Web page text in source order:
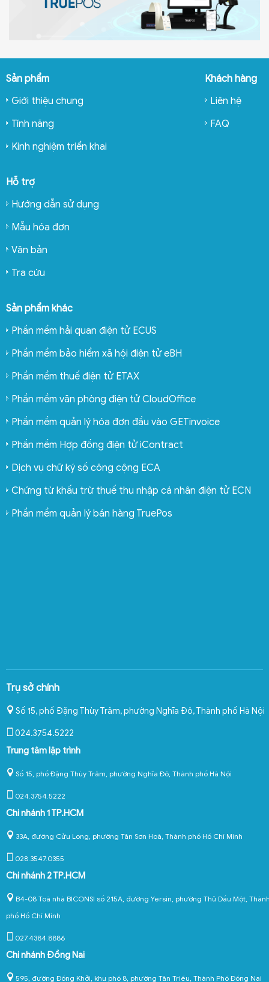
Sản phẩm
Giới thiệu chung
Tính năng
Kinh nghiệm triển khai
Khách hàng
Liên hệ
FAQ
Hỗ trợ
Hướng dẫn sử dụng
Mẫu hóa đơn
Văn bản
Tra cứu
Sản phẩm khác
Phần mềm hải quan điện tử ECUS
Phần mềm bảo hiểm xã hội điện tử eBH
Phần mềm thuế điện tử ETAX
Phần mềm văn phòng điện tử CloudOffice
Phần mềm quản lý hóa đơn đầu vào GETinvoice
Phần mềm Hợp đồng điện tử iContract
Dịch vụ chữ ký số công cộng ECA
Chứng từ khấu trừ thuế thu nhập cá nhân điện tử ECN
Phần mềm quản lý bán hàng TruePos
Trụ sở chính
Số 15, phố Đặng Thùy Trâm, phường Nghĩa Đô,Thành phố Hà Nội
024.3754.5222
Trung tâm lập trình
Số 15, phố Đặng Thùy Trâm, phường Nghĩa Đô, Thành phố Hà Nội
024.3754.5222
Chi nhánh 1 TP.HCM
33A, đường Cửu Long, phường Tân Sơn Hoà, Thành phố Hồ Chí Minh
028.3547.0355
Chi nhánh 2 TP.HCM
B4-08 Toà nhà BICONSI số 215A, đường Yersin, phường Thủ Dầu Một,
phố Hồ Chí Minh
027.4384.8886
Chi nhánh Đồng Nai
595, đường Đồng Khởi, khu phố 8, phường Tân Triều, Thành Phố Đồng Nai